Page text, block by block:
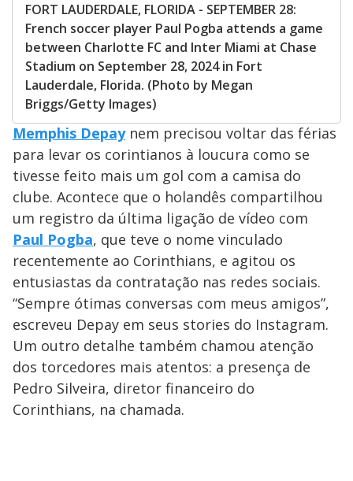
FORT LAUDERDALE, FLORIDA - SEPTEMBER 28:
French soccer player Paul Pogba attends a game
between Charlotte FC and Inter Miami at Chase
Stadium on September 28, 2024 in Fort
Lauderdale, Florida. (Photo by Megan
Briggs/Getty Images)
Memphis Depaynem precisou voltar das férias
para levar os corintianos à loucura como se
tivesse feito mais um gol com a camisa do
clube. Acontece que o holandês compartilhou
um registro da última ligação de vídeo com
Paul Pogba, que teve o nome vinculado
recentemente ao Corinthians, e agitou os
entusiastas da contratação nas redes sociais.
“Sempre ótimas conversas com meus amigos”,
escreveu Depay em seus stories do Instagram.
Um outro detalhe também chamou atenção
dos torcedores mais atentos: a presença de
Pedro Silveira, diretor financeiro do
Corinthians, na chamada.